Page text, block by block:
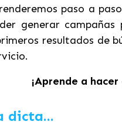
paso a
generar
resultados de
¡Aprende a
dicta...